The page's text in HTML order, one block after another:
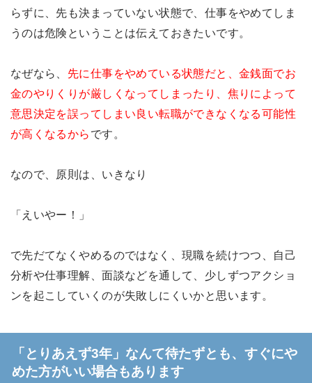
らずに、先も決まっていない状態で、仕事をやめてしま
うのは危険ということは伝えておきたいです。
なぜなら、 先に仕事をやめている状態だと、金銭面でお
金のやりくりが厳しくなってしまったり、焦りによって
意思決定を誤ってしまい良い転職ができなくなる可能性
が高くなるから です。
なので、原則は、いきなり
「えいやー！」
で先だてなくやめるのではなく、現職を続けつつ、自己
分析や仕事理解、面談などを通して、少しずつアクショ
ンを起こしていくのが失敗しにくいかと思います。
「とりあえず3年」なんて待たずとも、すぐにや
めた方がいい場合もあります